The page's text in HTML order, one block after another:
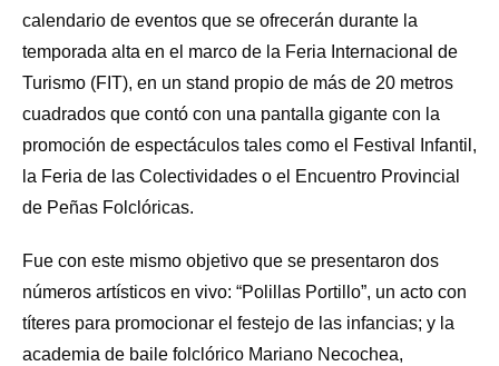
calendario de eventos que se ofrecerán durante la
temporada alta en el marco de la Feria Internacional de
Turismo (FIT), en un stand propio de más de 20 metros
cuadrados que contó con una pantalla gigante con la
promoción de espectáculos tales como el Festival Infantil,
la Feria de las Colectividades o el Encuentro Provincial
de Peñas Folclóricas.
Fue con este mismo objetivo que se presentaron dos
números artísticos en vivo: “Polillas Portillo”, un acto con
títeres para promocionar el festejo de las infancias; y la
academia de baile folclórico Mariano Necochea,